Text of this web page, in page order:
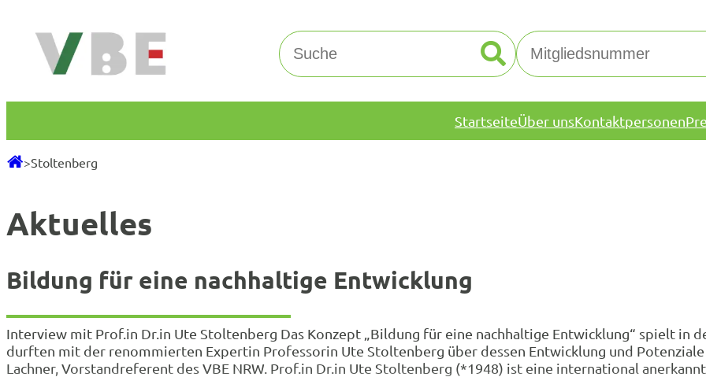
Inhalt
springen
Suchen
StartseiteÜber unsKontaktpersonen
>Stoltenberg
Aktuelles
Bildung für eine nachhaltige Entwicklung
Interview mit Prof.in Dr.in Ute Stoltenberg Das Konzept „Bildung für eine nachhaltige Entwicklung“ spielt in
durften mit der renommierten Expertin Professorin Ute Stoltenberg über dessen Entwicklung und
Lachner, Vorstandreferent des VBE NRW. Prof.in Dr.in Ute Stoltenberg (*1948) ist eine international